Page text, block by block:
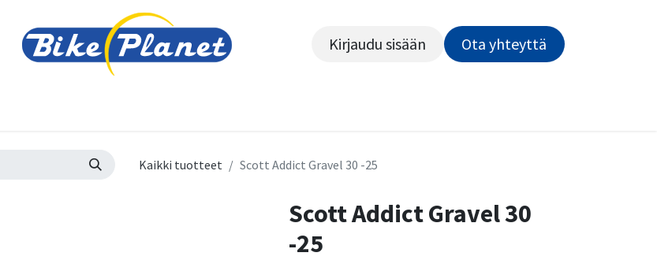
Kirjaudu sisään Ota yhteyttä​​​​​​
Kaikki tuotteet Scott Addict Gravel 30 -25
Scott Addict Gravel 30
-25